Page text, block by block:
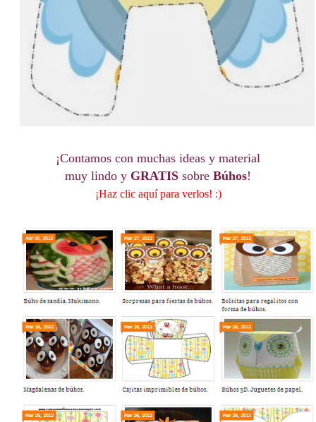
¡Contamos con muchas ideas y material
muy lindo y GRATIS sobre Búhos!
¡Haz clic aquí para verlos! :)